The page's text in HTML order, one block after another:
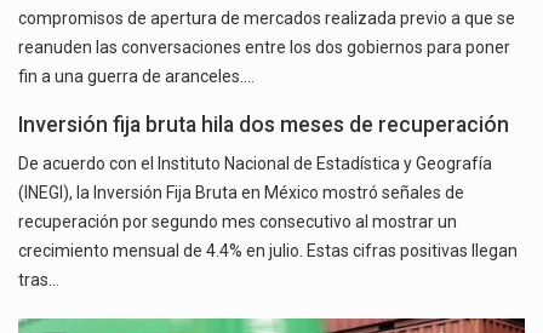
compromisos de apertura de mercados realizada previo a que se
reanuden las conversaciones entre los dos gobiernos para poner
fin a una guerra de aranceles.…
Inversión fija bruta hila dos meses de recuperación
De acuerdo con el Instituto Nacional de Estadística y Geografía
(INEGI), la Inversión Fija Bruta en México mostró señales de
recuperación por segundo mes consecutivo al mostrar un
crecimiento mensual de 4.4% en julio. Estas cifras positivas llegan
tras…